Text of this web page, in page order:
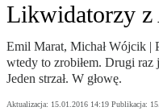
Likwidatorzy z
Emil Marat, Michał Wójcik |
wtedy to zrobiłem. Drugi raz
Jeden strzał. W głowę.
Aktualizacja: 15.01.2016 14:19 Publikacja: